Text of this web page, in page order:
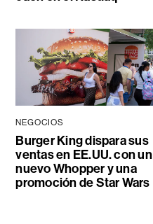
NEGOCIOS
Burger King dispara sus
ventas en EE.UU. con un
nuevo Whopper y una
promoción de Star Wars